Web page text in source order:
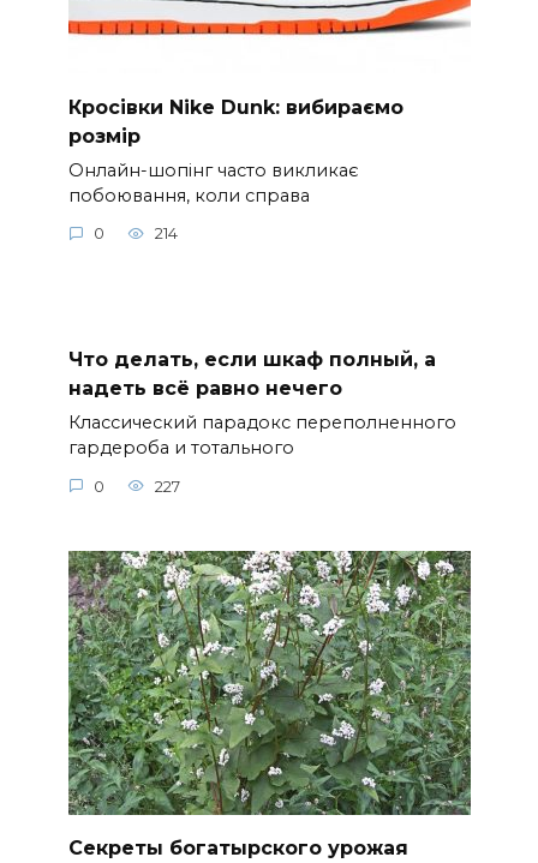
Кросівки Nike Dunk: вибираємо
розмір
Онлайн-шопінг часто викликає
побоювання, коли справа
0 214
Что делать, если шкаф полный, а
надеть всё равно нечего
Классический парадокс переполненного
гардероба и тотального
0 227
Секреты богатырского урожая